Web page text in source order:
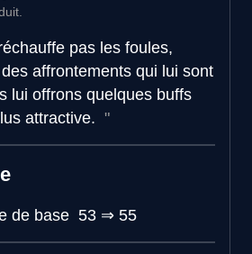
pas les foules,
affrontements qui lui sont
lui offrons quelques buffs
attractive.
de base 53 ⇒ 55